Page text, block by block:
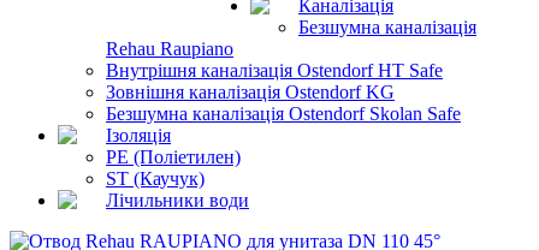
Каналізація
Безшумна каналізація
Rehau Raupiano
Внутрішня каналізація Ostendorf HT Safe
Зовнішня каналізація Ostendorf KG
Безшумна каналізація Ostendorf Skolan Safe
Ізоляція
PE (Поліетилен)
ST (Каучук)
Лічильники води